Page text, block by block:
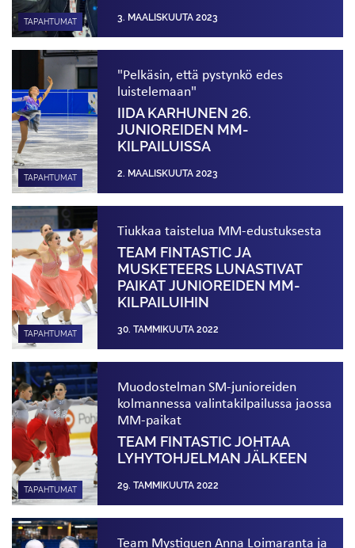
TAPAHTUMAT 3. MAALISKUUTA 2023
TAPAHTUMAT
"Pelkäsin, että pystynkö edes
luistelemaan"
IIDA KARHUNEN 26.
JUNIOREIDEN MM-
KILPAILUISSA
2. MAALISKUUTA 2023
TAPAHTUMAT
Tiukkaa taistelua MM-edustuksesta
TEAM FINTASTIC JA
MUSKETEERS LUNASTIVAT
PAIKAT JUNIOREIDEN MM-
KILPAILUIHIN
30. TAMMIKUUTA 2022
TAPAHTUMAT
Muodostelman SM-junioreiden
kolmannessa valinta­kilpailussa jaossa
MM-paikat
TEAM FINTASTIC JOHTAA
LYHYT­OHJELMAN JÄLKEEN
29. TAMMIKUUTA 2022
Team Mystiquen Anna Loimaranta ja